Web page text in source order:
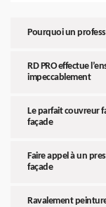
Pourquoi un
RD PRO effectue
impeccablement
Le parfait couvreur
façade
Faire appel à un
façade
Ravalement